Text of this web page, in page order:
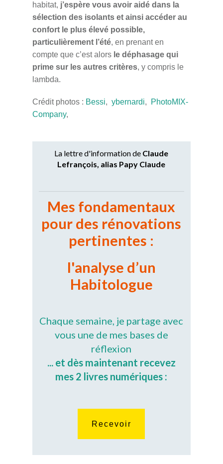
habitat, j’espère vous avoir aidé dans la
sélection des isolants et ainsi accéder au
confort le plus élevé possible,
particulièrement l’été, en prenant en
compte que c’est alors le déphasage qui
prime sur les autres critères, y compris le
lambda.
Crédit photos : Bessi, ybernardi,
PhotoMIX-
Company,
La lettre d'information de Claude
Lefrançois, alias Papy Claude
Mes fondamentaux
pour des rénovations
pertinentes :
l'analyse d’un
Habitologue
Chaque semaine, je partage avec
vous une de mes bases de
réflexion
... et dès maintenant recevez
mes 2 livres numériques :
Recevoir